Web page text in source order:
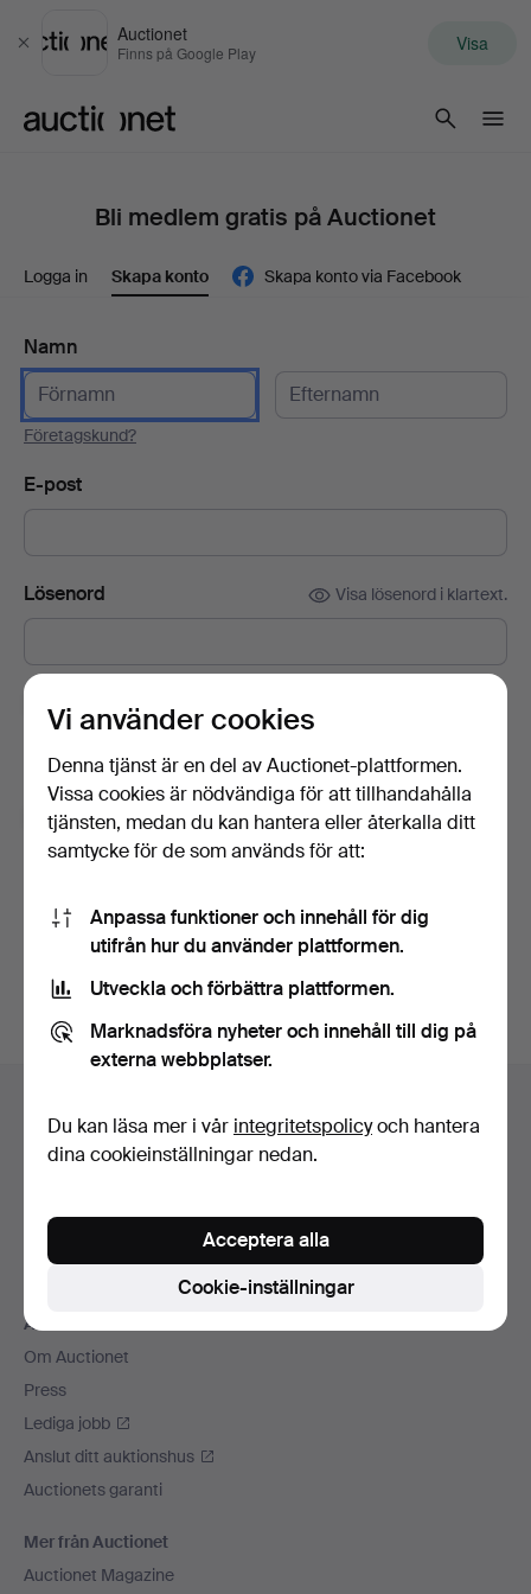
Stäng
Auctionet
Finns på Google Play Visa
Bli medlem gratis på Auctionet
Logga in Skapa konto Skapa konto via Facebook
Namn
Företagskund?
E-post
Lösenord Visa lösenord i klartext.
Prenumerera på Auctionets nyhetsbrev.
ångrar dig kan du enkelt avsluta prenumerationen.
Jag är över 18 år och jag godkänner
användarvillkoren,köpvillkorensamt bekräftar att jag
Skapa konto
Kontakta support
Sociala medier
Auctionet
Om Auctionet
Press
Lediga jobb
Anslut ditt auktionshus
Auctionets garanti
Mer från Auctionet
Auctionet Magazine
Vi använder cookies
Denna tjänst är en del av Auctionet-plattformen.
Vissa cookies är nödvändiga för att tillhandahålla
tjänsten, medan du kan hantera eller återkalla ditt
samtycke för de som används för att:
Anpassa funktioner och innehåll för dig
utifrån hur du använder plattformen.
Utveckla och förbättra plattformen.
Marknadsföra nyheter och innehåll till dig på
externa webbplatser.
Du kan läsa mer i vår integritetspolicyoch hantera
dina cookieinställningar nedan.
Cookie-inställningar
Acceptera alla